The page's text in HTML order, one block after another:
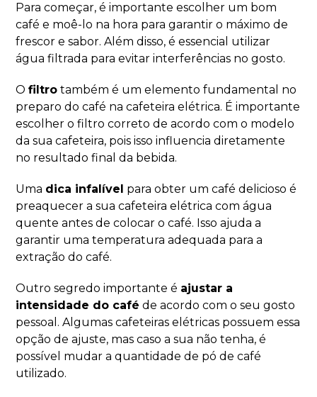
Para começar, é importante escolher um bom
café e moê-lo na hora para garantir o máximo de
frescor e sabor. Além disso, é essencial utilizar
água filtrada para evitar interferências no gosto.
Ofiltro também é um elemento fundamental no
preparo do café na cafeteira elétrica. É importante
escolher o filtro correto de acordo com o modelo
da sua cafeteira, pois isso influencia diretamente
no resultado final da bebida.
Uma dica infalível para obter um café delicioso é
preaquecer a sua cafeteira elétrica com água
quente antes de colocar o café. Isso ajuda a
garantir uma temperatura adequada para a
extração do café.
Outro segredo importante é ajustar a
intensidade do café de acordo com o seu gosto
pessoal. Algumas cafeteiras elétricas possuem essa
opção de ajuste, mas caso a sua não tenha, é
possível mudar a quantidade de pó de café
utilizado.